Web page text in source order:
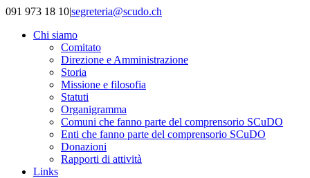
Salta
contenuto
091 973 18 10|segreteria@scudo.ch
Chi siamo
Comitato
Direzione e Amministrazione
Storia
Missione e filosofia
Statuti
Organigramma
Comuni che fanno parte del comprensorio SCuDO
Enti che fanno parte del comprensorio SCuDO
Donazioni
Rapporti di attività
Links